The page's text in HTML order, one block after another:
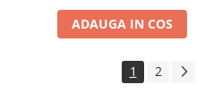
ADAUGA IN COS
1 2